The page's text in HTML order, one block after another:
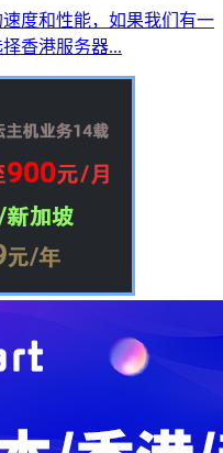
度和性能，如果我们有一
香港服务器...